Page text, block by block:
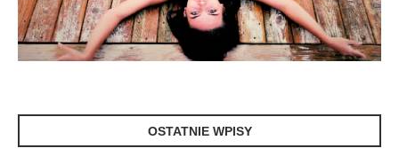
OSTATNIE WPISY